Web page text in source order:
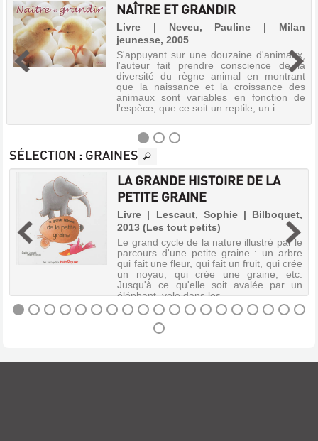
NAÎTRE ET GRANDIR
Livre | Neveu, Pauline | Milan
jeunesse, 2005
S'appuyant sur une douzaine d'animaux,
l'auteur fait prendre conscience de la
diversité du règne animal en montrant
que la naissance et la croissance des
animaux sont variables en fonction de
l'espèce, que ce soit un reptile, un i...
NAÎTRE
GRANDIR
Livre
Neveu,
jeunesse,
une
SÉLECTION : GRAINES
LA GRANDE HISTOIRE DE LA
PETITE GRAINE
Livre | Lescaut, Sophie | Bilboquet,
2013 (Les tout petits)
Le grand cycle de la nature illustré par le
parcours d'une petite graine : un arbre
qui fait une fleur, qui fait un fruit, qui crée
un noyau, qui crée une graine, etc.
Jusqu'à ce qu'elle soit avalée par un
éléphant, vole dans les ...